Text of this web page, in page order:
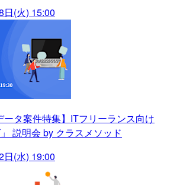
(火) 15:00
ータ案件特集】ITフリーランス向け
説明会 by クラスメソッド
(水) 19:00